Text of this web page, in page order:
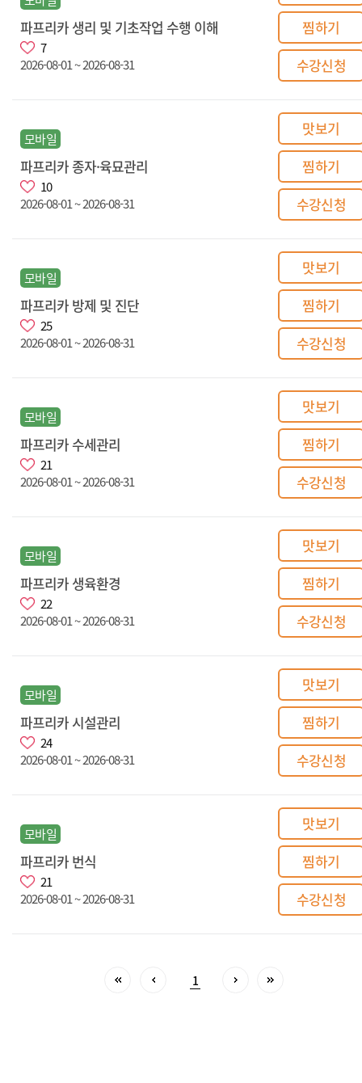
파프리카 생리 및 기초작업 수행 이해
7
2026-08-01 ~ 2026-08-31
찜하기
수강신청
모바일
파프리카 종자·육묘관리
10
2026-08-01 ~ 2026-08-31
맛보기
찜하기
수강신청
모바일
파프리카 방제 및 진단
25
2026-08-01 ~ 2026-08-31
맛보기
찜하기
수강신청
모바일
파프리카 수세관리
21
2026-08-01 ~ 2026-08-31
맛보기
찜하기
수강신청
모바일
파프리카 생육환경
22
2026-08-01 ~ 2026-08-31
맛보기
찜하기
수강신청
모바일
파프리카 시설관리
24
2026-08-01 ~ 2026-08-31
맛보기
찜하기
수강신청
모바일
파프리카 번식
21
2026-08-01 ~ 2026-08-31
맛보기
찜하기
수강신청
1